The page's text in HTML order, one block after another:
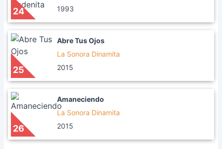
24
1993
25
Abre Tus Ojos
La Sonora Dinamita
2015
26
Amaneciendo
La Sonora Dinamita
2015